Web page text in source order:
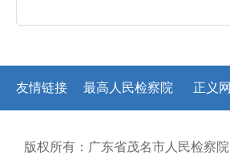
友情链接 最高人民检察院 正义网
版权所有：广东省茂名市人民检察院